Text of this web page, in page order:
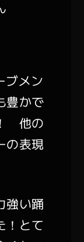
ブメン
豊かで
他の
の表現
強い踊
！とて